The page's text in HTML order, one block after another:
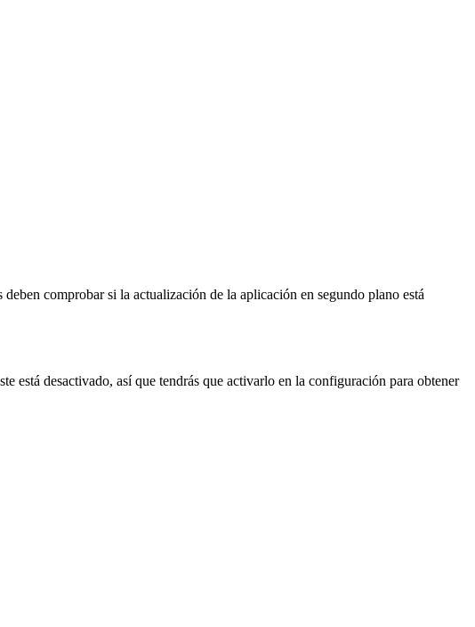
comprobar si la actualización de la aplicación en segundo plano está
está desactivado, así que tendrás que activarlo en la configuración para obtener